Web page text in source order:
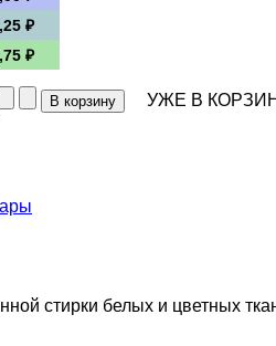
₽
₽
УЖЕ В
стирки белых и цветных